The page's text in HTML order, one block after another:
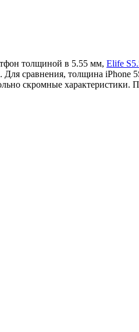
толщиной в 5.55 мм, Elife
сравнения, толщина
скромные характеристики.